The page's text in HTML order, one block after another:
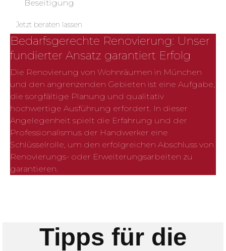
Beseitigung
Jetzt beraten lassen
Bedarfsgerechte Renovierung: Unser
fundierter Ansatz garantiert Erfolg
Die Renovierung von Wohnräumen in München
und den angrenzenden Gebieten ist eine Aufgabe,
die sorgfältige Planung und qualitativ
hochwertige Ausführung erfordert. In dieser
Angelegenheit spielt die Erfahrung und der
Professionalismus der Handwerker eine
Schlüsselrolle, um den erfolgreichen Abschluss von
Renovierungs- oder Erweiterungsarbeiten zu
garantieren.
Tipps für die